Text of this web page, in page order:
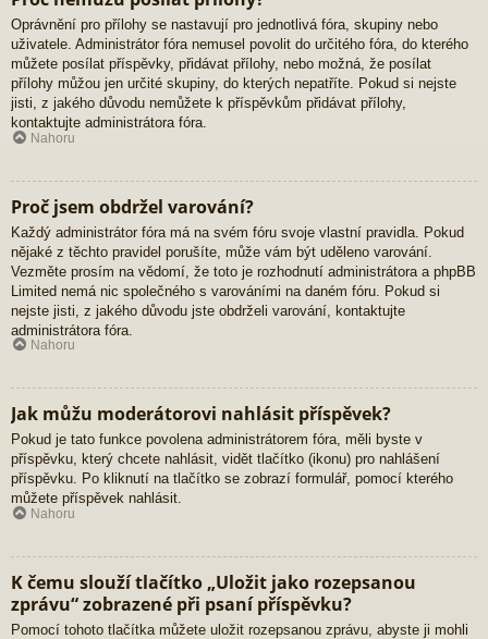
Oprávnění pro přílohy se nastavují pro jednotlivá fóra, skupiny nebo
uživatele. Administrátor fóra nemusel povolit do určitého fóra, do kterého
můžete posílat příspěvky, přidávat přílohy, nebo možná, že posílat
přílohy můžou jen určité skupiny, do kterých nepatříte. Pokud si nejste
jisti, z jakého důvodu nemůžete k příspěvkům přidávat přílohy,
kontaktujte administrátora fóra.
Nahoru
Proč jsem obdržel varování?
Každý administrátor fóra má na svém fóru svoje vlastní pravidla. Pokud
nějaké z těchto pravidel porušíte, může vám být uděleno varování.
Vezměte prosím na vědomí, že toto je rozhodnutí administrátora a phpBB
Limited nemá nic společného s varováními na daném fóru. Pokud si
nejste jisti, z jakého důvodu jste obdrželi varování, kontaktujte
administrátora fóra.
Nahoru
Jak můžu moderátorovi nahlásit příspěvek?
Pokud je tato funkce povolena administrátorem fóra, měli byste v
příspěvku, který chcete nahlásit, vidět tlačítko (ikonu) pro nahlášení
příspěvku. Po kliknutí na tlačítko se zobrazí formulář, pomocí kterého
můžete příspěvek nahlásit.
Nahoru
K čemu slouží tlačítko „Uložit jako rozepsanou
zprávu“ zobrazené při psaní příspěvku?
Pomocí tohoto tlačítka můžete uložit rozepsanou zprávu, abyste ji mohli